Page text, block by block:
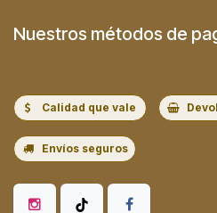
Nuestros métodos de
Calidad que vale
Envíos seguros